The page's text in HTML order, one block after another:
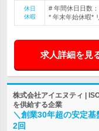
休日
休暇
# 年間休日日数
* 年末年始休暇*
求人詳細を見
株式会社アイエヌティ |
を供給する企業
＼創業30年超の安定
2回